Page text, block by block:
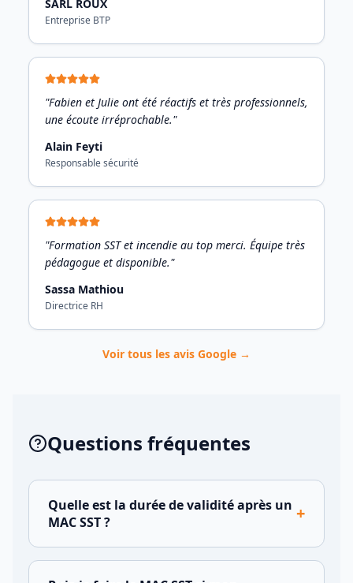
SARL ROUX
Entreprise BTP
"Fabien et Julie ont été réactifs et très professionnels,
une écoute irréprochable."
Alain Feyti
Responsable sécurité
"Formation SST et incendie au top merci. Équipe très
pédagogue et disponible."
Sassa Mathiou
Directrice RH
Voir tous les avis Google →
Questions fréquentes
Quelle est la durée de validité après un
MAC SST ?
+